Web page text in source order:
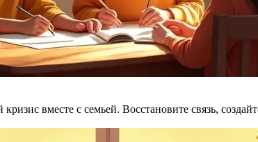
вместе с семьей. Восстановите связь,